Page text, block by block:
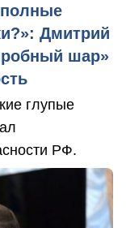
Дмитрий
шар»
глупые
РФ.